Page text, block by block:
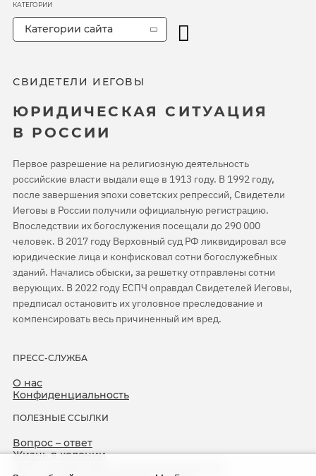
СВИДЕТЕЛИ ИЕГОВЫ
ЮРИДИЧЕСКАЯ СИТУАЦИЯ
В РОССИИ
Первое разрешение на религиозную деятельность
российские власти выдали еще в 1913 году. В 1992 году,
после завершения эпохи советских репрессий, Свидетели
Иеговы в России получили официальную регистрацию.
Впоследствии их богослужения посещали до 290 000
человек. В 2017 году Верховный суд РФ ликвидировал все
юридические лица и конфисковал сотни богослужебных
зданий. Начались обыски, за решетку отправлены сотни
верующих. В 2022 году ЕСПЧ оправдал Свидетелей Иеговы,
предписал остановить их уголовное преследование и
компенсировать весь причиненный им вред.
ПРЕСС-СЛУЖБА
О нас
Конфиденциальность
ПОЛЕЗНЫЕ ССЫЛКИ
Вопрос – ответ
Жизнь в колонии
КАТЕГОРИИ
Категории сайта